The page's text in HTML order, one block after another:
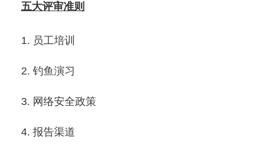
五大评审准则
员工培训
钓鱼演习
网络安全政策
报告渠道